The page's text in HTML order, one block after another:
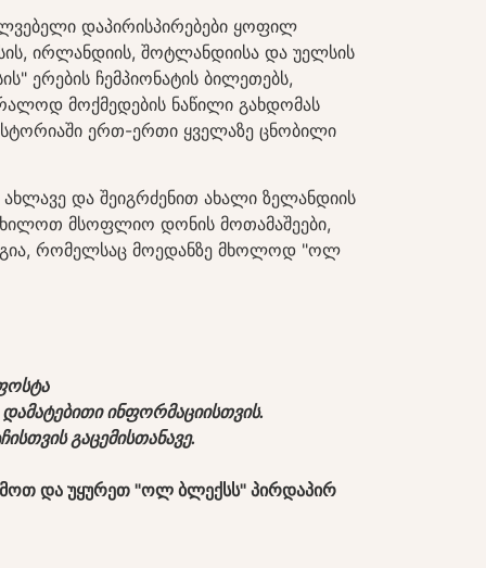
დაპირისპირებები ყოფილ
ირლანდიის, შოტლანდიისა და უელსის
ერების ჩემპიონატის ბილეთებს,
მოქმედების ნაწილი გახდომას
ერთ-ერთი ყველაზე ცნობილი
ახლავე და შეიგრძენით ახალი ზელანდიის
მსოფლიო დონის მოთამაშეები,
რომელსაც მოედანზე მხოლოდ "ოლ
ინფორმაციისთვის.
გაცემისთანავე.
და უყურეთ "ოლ ბლექსს" პირდაპირ